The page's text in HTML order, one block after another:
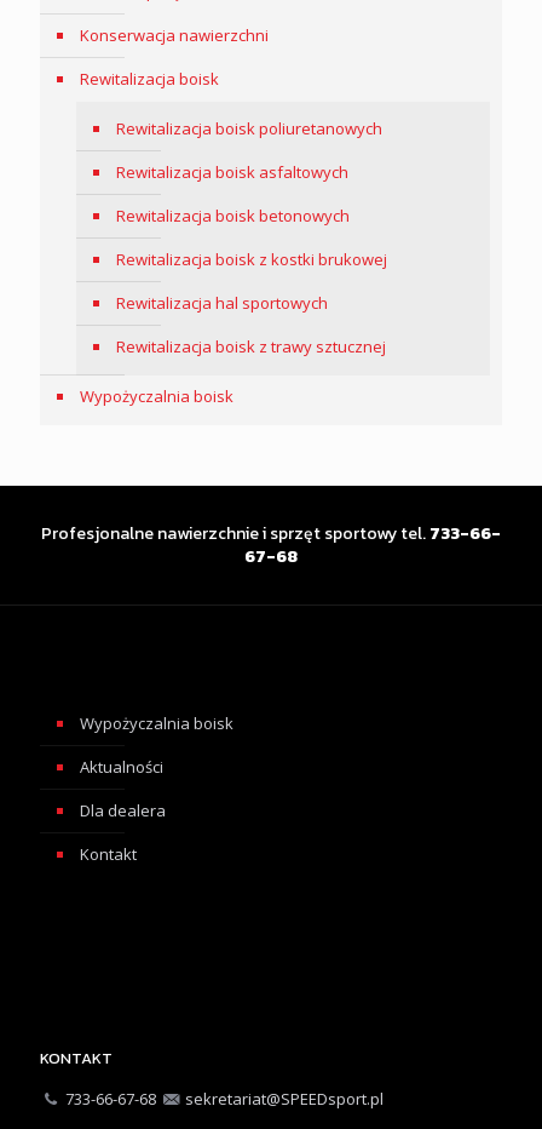
Konserwacja nawierzchni
Rewitalizacja boisk
Rewitalizacja boisk poliuretanowych
Rewitalizacja boisk asfaltowych
Rewitalizacja boisk betonowych
Rewitalizacja boisk z kostki brukowej
Rewitalizacja hal sportowych
Rewitalizacja boisk z trawy sztucznej
Wypożyczalnia boisk
Profesjonalne nawierzchnie i sprzęt sportowy tel.733-66-
67-68
Wypożyczalnia boisk
Aktualności
Dla dealera
Kontakt
KONTAKT
733-66-67-68 sekretariat@SPEEDsport.pl